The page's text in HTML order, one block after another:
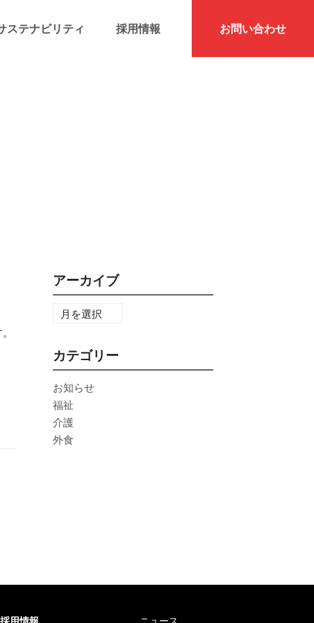
ステナビリティ 採用情報 お問い合わせ
アーカイブ
カテゴリー
お知らせ
福祉
介護
外食
採用情報 ニュース